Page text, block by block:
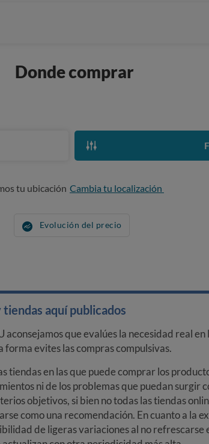
Donde comprar
tu ubicación Cambia tu localización
Evolución del precio
aquí publicados
que evalúes la necesidad real
forma evites las compras compulsivas.
tiendas en las que puede comprar los
ni de los problemas que puedan surgir
objetivos, si bien no todas las tiendas
como una recomendación. En cuanto a la
de ligeras variaciones al no refrescarse